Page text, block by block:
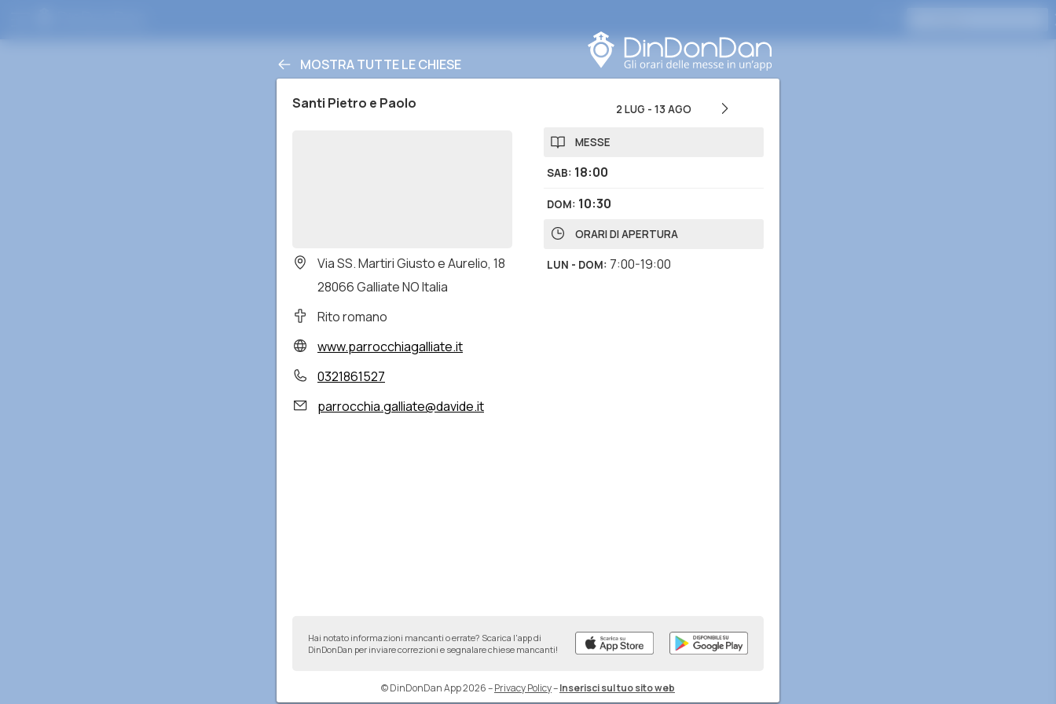
MOSTRA TUTTE LE CHIESE
Santi Pietro e Paolo
Via SS. Martiri Giusto e Aurelio, 18
28066 Galliate NO Italia
Rito romano
www.parrocchiagalliate.it
0321861527
parrocchia.galliate@davide.it
2 LUG - 13 AGO
MESSE
SAB: 18:00
DOM: 10:30
ORARI DI APERTURA
LUN - DOM: 7:00-19:00
Hai notato informazioni mancanti o errate? Scarica l'app di
DinDonDan per inviare correzioni e segnalare chiese mancanti!
© DinDonDan App 2026–Privacy Policy–Inserisci sul tuo sito web